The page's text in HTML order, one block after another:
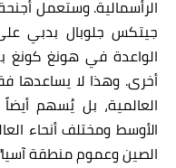
الرأسمالية. وستعمل
جيتكس جلوبال بدبي على
الواعدة في هونغ كونغ
أخرى. وهذا لا يساعدها
العالمية، بل يُسهم
الأوسط ومختلف أنحاء
الصين وعموم منطقة